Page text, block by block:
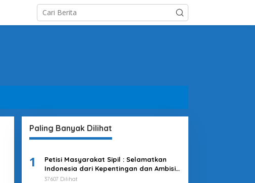
Paling Banyak Dilihat
1
Petisi Masyarakat Sipil : Selamatkan
Indonesia dari Kepentingan dan Ambisi
Kekuasaan Jokowi & Kroni-kroninya!
37607 Dilihat